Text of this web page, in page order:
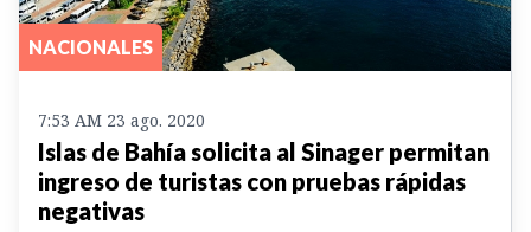
NACIONALES
7:53 AM 23 ago. 2020
Islas de Bahía solicita al Sinager permitan
ingreso de turistas con pruebas rápidas
negativas